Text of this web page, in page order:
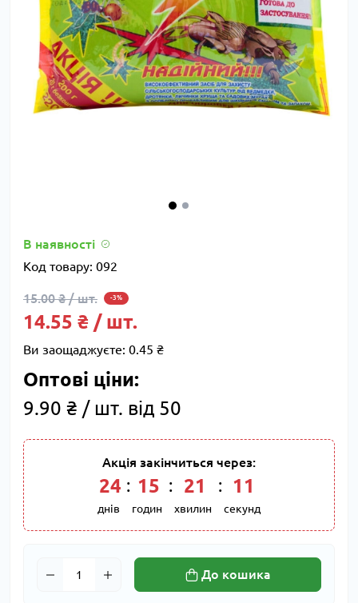
В наявності
Код товару: 092
15.00 ₴ / шт. -3%
14.55 ₴ / шт.
Ви заощаджуєте: 0.45 ₴
Оптові ціни:
9.90 ₴ / шт. від 50
Акція закінчиться через:
24
днів
15
годин
21
хвилин
11
секунд
До кошика